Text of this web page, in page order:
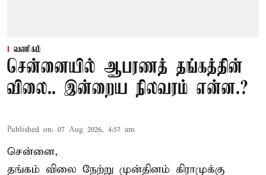
வணிகம்
சென்னையில் ஆபரணத் தங்கத்தின்
விலை.. இன்றைய நிலவரம் என்ன.?
Published on: 07 Aug 2026, 4:57 am
சென்னை,
தங்கம் விலை நேற்று முன்தினம் கிராமுக்கு